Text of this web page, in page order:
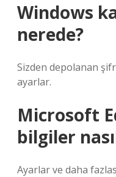
Windows
nerede?
Sizden depolanan
ayarlar.
Microsoft
bilgiler
Ayarlar ve daha